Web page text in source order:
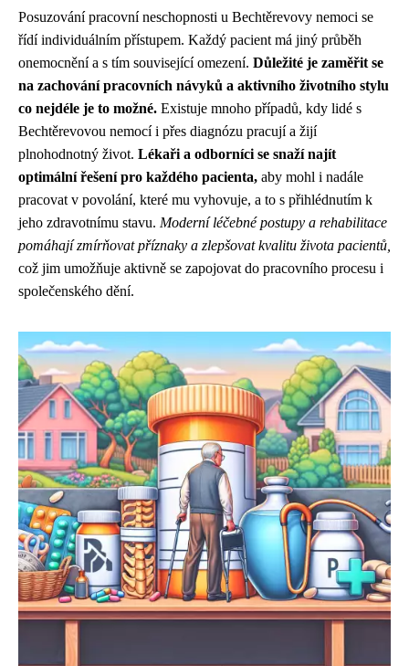
Posuzování pracovní neschopnosti u Bechtěrevovy nemoci se
řídí individuálním přístupem. Každý pacient má jiný průběh
onemocnění a s tím související omezení. Důležité je zaměřit se
na zachování pracovních návyků a aktivního životního stylu
co nejdéle je to možné. Existuje mnoho případů, kdy lidé s
Bechtěrevovou nemocí i přes diagnózu pracují a žijí
plnohodnotný život. Lékaři a odborníci se snaží najít
optimální řešení pro každého pacienta, aby mohl i nadále
pracovat v povolání, které mu vyhovuje, a to s přihlédnutím k
jeho zdravotnímu stavu. Moderní léčebné postupy a rehabilitace
pomáhají zmírňovat příznaky a zlepšovat kvalitu života pacientů,
což jim umožňuje aktivně se zapojovat do pracovního procesu i
společenského dění.